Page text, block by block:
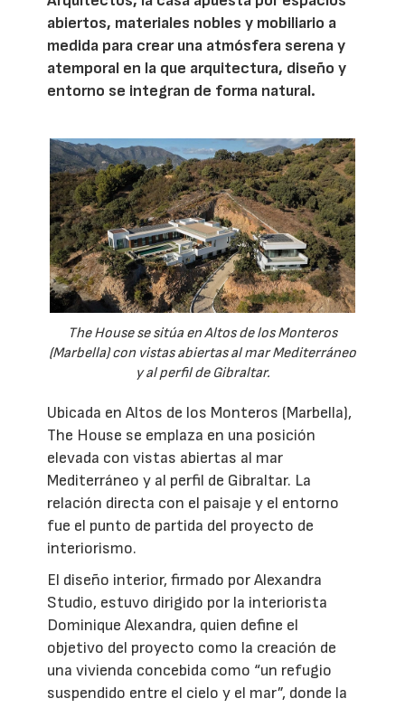
abiertos, materiales nobles y mobiliario a
medida para crear una atmósfera serena y
atemporal en la que arquitectura, diseño y
entorno se integran de forma natural.
The House se sitúa en Altos de los Monteros
(Marbella) con vistas abiertas al mar Mediterráneo
y al perfil de Gibraltar.
Ubicada en Altos de los Monteros (Marbella),
The House se emplaza en una posición
elevada con vistas abiertas al mar
Mediterráneo y al perfil de Gibraltar. La
relación directa con el paisaje y el entorno
fue el punto de partida del proyecto de
interiorismo.
El diseño interior, firmado por Alexandra
Studio, estuvo dirigido por la interiorista
Dominique Alexandra, quien define el
objetivo del proyecto como la creación de
una vivienda concebida como “un refugio
suspendido entre el cielo y el mar”, donde la